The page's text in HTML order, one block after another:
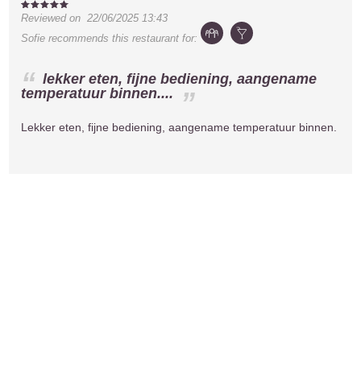
Reviewed on22/06/2025 13:43
Sofie recommends this restaurant for:
lekker eten, fijne bediening, aangename
temperatuur binnen....
Lekker eten, fijne bediening, aangename temperatuur binnen.